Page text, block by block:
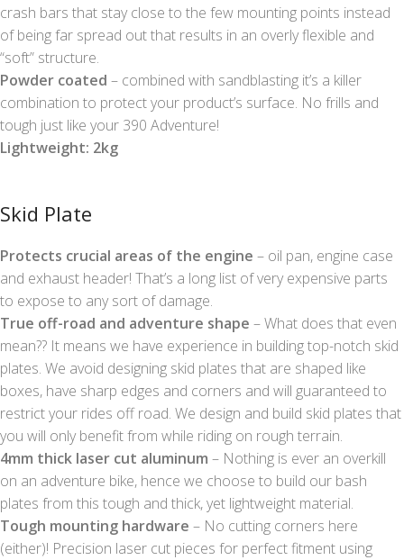
crash bars that stay close to the few mounting points instead
of being far spread out that results in an overly flexible and
“soft” structure.
Powder coated – combined with sandblasting it’s a killer
combination to protect your product’s surface. No frills and
tough just like your 390 Adventure!
Lightweight: 2kg
Skid Plate
Protects crucial areas of the engine – oil pan, engine case
and exhaust header! That’s a long list of very expensive parts
to expose to any sort of damage.
True off-road and adventure shape – What does that even
mean?? It means we have experience in building top-notch skid
plates. We avoid designing skid plates that are shaped like
boxes, have sharp edges and corners and will guaranteed to
restrict your rides off road. We design and build skid plates that
you will only benefit from while riding on rough terrain.
4mm thick laser cut aluminum – Nothing is ever an overkill
on an adventure bike, hence we choose to build our bash
plates from this tough and thick, yet lightweight material.
Tough mounting hardware – No cutting corners here
(either)! Precision laser cut pieces for perfect fitment using